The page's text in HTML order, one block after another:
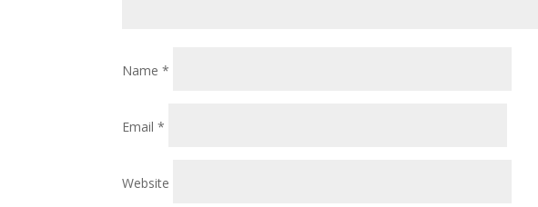
Name*
Email*
Website